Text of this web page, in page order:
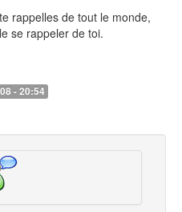
rappelles de tout le monde,
se rappeler de toi.
- 20:54